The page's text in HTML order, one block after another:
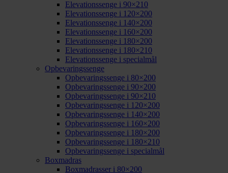
Elevationssenge i 90×210
Elevationssenge i 120×200
Elevationssenge i 140×200
Elevationssenge i 160×200
Elevationssenge i 180×200
Elevationssenge i 180×210
Elevationssenge i specialmål
Opbevaringssenge
Opbevaringssenge i 80×200
Opbevaringssenge i 90×200
Opbevaringssenge i 90×210
Opbevaringssenge i 120×200
Opbevaringssenge i 140×200
Opbevaringssenge i 160×200
Opbevaringssenge i 180×200
Opbevaringssenge i 180×210
Opbevaringssenge i specialmål
Boxmadras
Boxmadrasser i 80×200